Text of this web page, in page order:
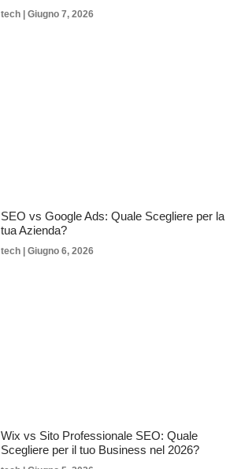
tech Giugno 7, 2026
SEO vs Google Ads: Quale Scegliere per la
tua Azienda?
tech Giugno 6, 2026
Wix vs Sito Professionale SEO: Quale
Scegliere per il tuo Business nel 2026?